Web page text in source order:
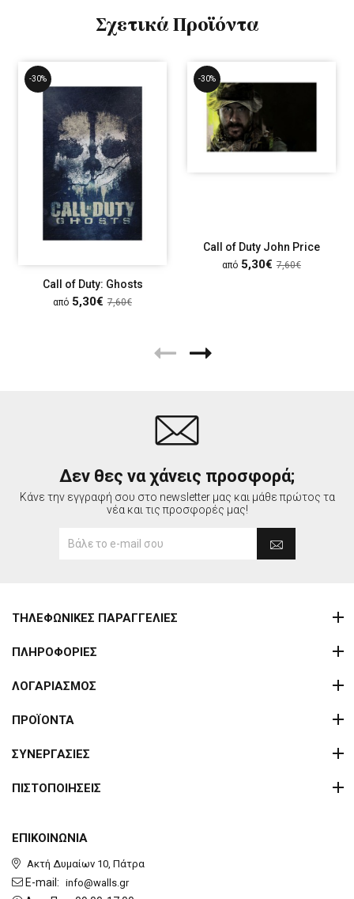
Σχετικά Προϊόντα
-30%
Call of Duty: Ghosts
από 5,30€ 7,60€
-30%
Call of Duty John Price
από 5,30€ 7,60€
Δεν θες να χάνεις προσφορά;
Κάνε την εγγραφή σου στο newsletter μας και μάθε πρώτος τα
νέα και τις προσφορές μας!
ΕΠΙΚΟΙΝΩΝΙΑ
Ακτή Δυμαίων 10, Πάτρα
E-mail: info@walls.gr
ΤΗΛΕΦΩΝΙΚΕΣ ΠΑΡΑΓΓΕΛΙΕΣ
ΠΛΗΡΟΦΟΡΙΕΣ
ΛΟΓΑΡΙΑΣΜΟΣ
ΠΡΟΪΟΝΤΑ
ΣΥΝΕΡΓΑΣΙΕΣ
ΠΙΣΤΟΠΟΙΗΣΕΙΣ